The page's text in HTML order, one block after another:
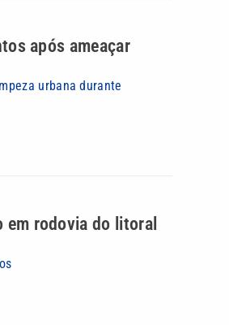
após ameaçar
urbana durante
em rodovia do litoral